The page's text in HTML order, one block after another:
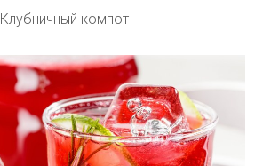
Клубничный компот